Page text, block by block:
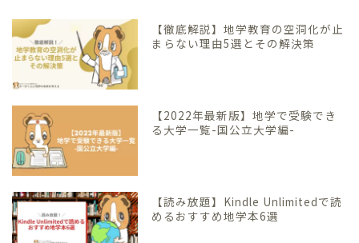
【徹底解説】地学教育の空洞化が止
まらない理由5選とその解決策
【2022年最新版】地学で受験でき
る大学一覧-国公立大学編-
【読み放題】Kindle Unlimitedで読
めるおすすめ地学本6選